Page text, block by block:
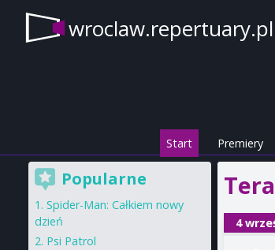
wroclaw.repertuary.pl
Start Premiery
4
Popularne
Spider-Man: Całkiem nowy
dzień
Psi Patrol